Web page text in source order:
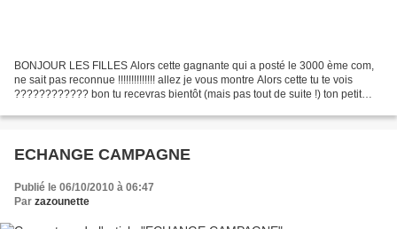
BONJOUR LES FILLES Alors cette gagnante qui a posté le 3000 ème com,
ne sait pas reconnue !!!!!!!!!!!!!! allez je vous montre Alors cette tu te vois
???????????? bon tu recevras bientôt (mais pas tout de suite !) ton petit
ECHANGE CAMPAGNE
Publié le 06/10/2010 à 06:47
Par zazounette